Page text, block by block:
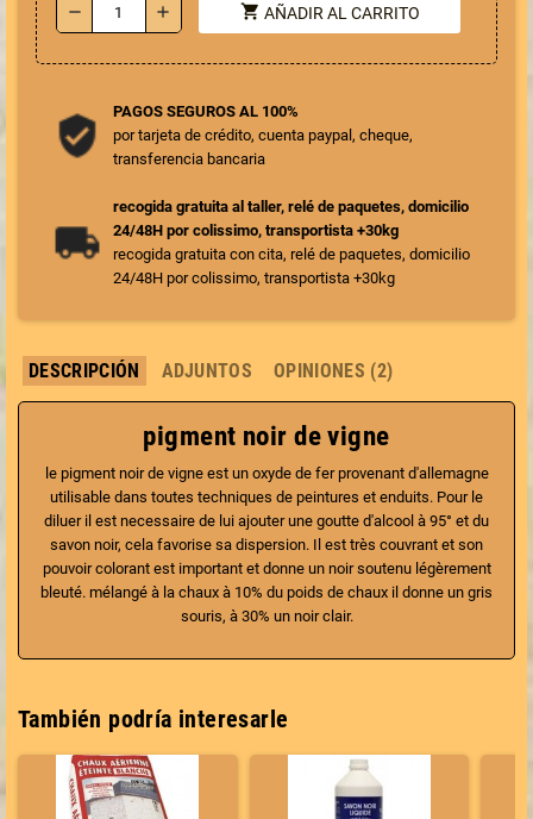
remove add shopping_cart AÑADIR AL CARRITO
PAGOS SEGUROS AL 100%
por tarjeta de crédito, cuenta paypal, cheque,
transferencia bancaria
recogida gratuita al taller, relé de paquetes, domicilio
24/48H por colissimo, transportista +30kg
recogida gratuita con cita, relé de paquetes, domicilio
24/48H por colissimo, transportista +30kg
DESCRIPCIÓN ADJUNTOS OPINIONES (2)
pigment noir de vigne
le pigment noir de vigne est un oxyde de fer provenant d'allemagne
utilisable dans toutes techniques de peintures et enduits. Pour le
diluer il est necessaire de lui ajouter une goutte d'alcool à 95° et du
savon noir, cela favorise sa dispersion. Il est très couvrant et son
pouvoir colorant est important et donne un noir soutenu légèrement
bleuté. mélangé à la chaux à 10% du poids de chaux il donne un gris
souris, à 30% un noir clair.
También podría interesarle